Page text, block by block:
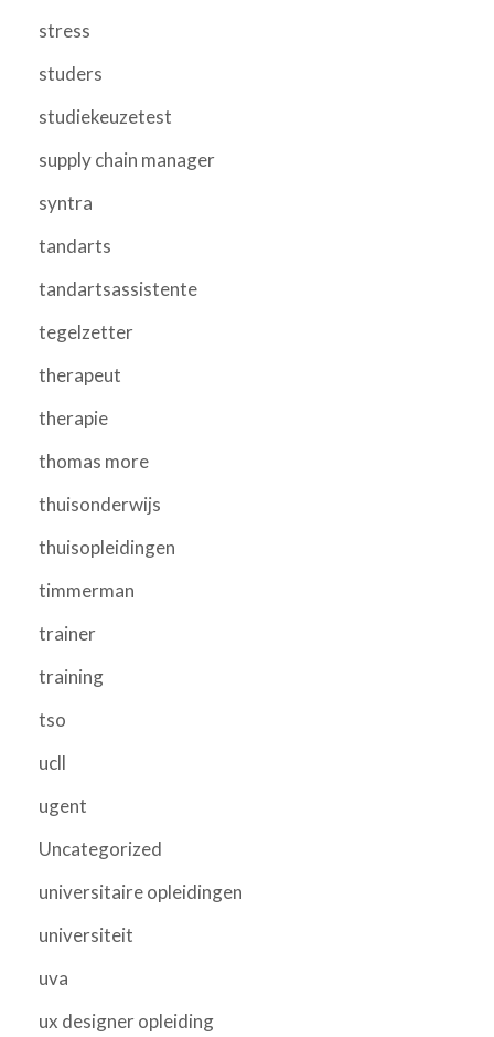
stress
studers
studiekeuzetest
supply chain manager
syntra
tandarts
tandartsassistente
tegelzetter
therapeut
therapie
thomas more
thuisonderwijs
thuisopleidingen
timmerman
trainer
training
tso
ucll
ugent
Uncategorized
universitaire opleidingen
universiteit
uva
ux designer opleiding